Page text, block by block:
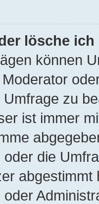
lösche
können
zu
ist immer
die